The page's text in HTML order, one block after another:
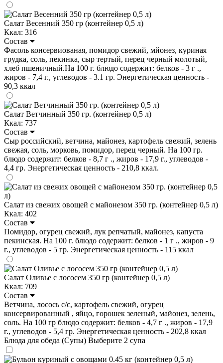
Салат Весенний 350 гр (контейнер 0,5 л)
Ккал: 316
Состав
Фасоль консервиованая, помидор свежий, мйонез, куриная
грудка, соль, пекинка, сыр тертый, перец черный молотый,
хлеб пшеничный.На 100 г. блюдо содержит: белков - 3 г .,
жиров - 7,4 г., углеводов - 3.1 гр. Энергетическая ценность -
90,3 ккал
Салат Ветчинный 350 гр. (контейнер 0,5 л)
Ккал: 737
Состав
Сыр российский, ветчина, майонез, картофель свежий, зелень
свежая, соль, морковь, помидор, перец черный. На 100 гр.
блюдо содержит: белков - 8,7 г ., жиров - 17,9 г., углеводов -
4,4 гр. Энергетическая ценность - 210,8 ккал.
Салат из свежих овощей с майонезом 350 гр. (контейнер 0,5 л)
Ккал: 402
Состав
Помидор, огурец свежий, лук репчатый, майонез, капуста
пекинская. На 100 г. блюдо содержит: белков - 1 г ., жиров - 9
г., углеводов - 5 гр. Энергетическая ценность - 115 ккал
Салат Оливье с лососем 350 гр (контейнер 0,5 л)
Ккал: 709
Состав
Ветчина, лосось с/с, картофель свежий, огурец
консервированный , яйцо, горошек зеленый, майонез, зелень,
соль. На 100 гр блюдо содержит: белков - 4,7 г ., жиров - 17,9
г., углеводов - 5,4 гр. Энергетическая ценность - 202,8 ккал
Блюда для обеда (Супы) Выберите 2 супа